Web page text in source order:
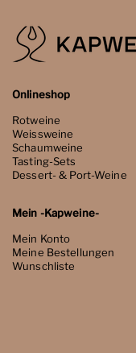
Onlineshop
Rotweine
Weissweine
Schaumweine
Tasting-Sets
Dessert- & Port-Weine
Mein -Kapweine-
Mein Konto
Meine Bestellungen
Wunschliste